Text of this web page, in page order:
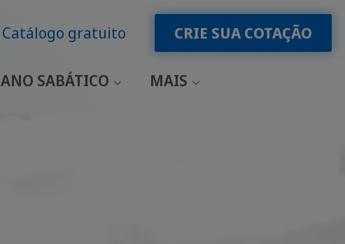
Catálogo gratuito CRIE SUA COTAÇÃO
ANO SABÁTICO MAIS